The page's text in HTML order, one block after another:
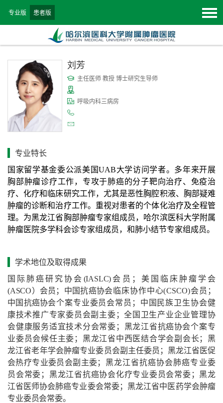
专业版 患者版
刘芳
主任医师 教授 博士研究生导师
呼吸内科三病房
专业特长
国家留学基金委公派美国UAB大学访问学者。多年来开展
胸部肿瘤诊疗工作，专攻于肺癌的分子靶向治疗、免疫治
疗、化疗和临床研究工作，尤其是恶性胸腔积液、胸部疑难
肿瘤的诊断和治疗工作。 重视对患者的个体化治疗及全程管
理。为黑龙江省胸部肿瘤专家组成员，哈尔滨医科大学附属
肿瘤医院多学科会诊专家组成员，和肺小结节专家组成员。
学术地位及取得成果
国 际肺癌研究协会 (IASLC) 会员；美国临床肿瘤学会
(ASCO） 会员； 中国抗癌协会临床协作中心(CSCO)会员；
中国抗癌协会个案专业委员会常员；
中国民族卫生协会健
康技术推广专家委员会副主委 ； 全国卫生产业企业管理协
会健康服务适宜技术分会常委；黑龙江省抗癌协会个案专
业委员会候任主委；黑龙江省中西医结合学会副会长； 黑
龙江省老年学会肿瘤专业委员会副主任委员；黑龙江省医促
会热疗专业委员会副主委； 黑龙江省抗癌协会肺癌专业委
员会常委； 黑龙江省抗癌协会化疗专业委员会常委 ； 黑龙
江省医师协会肺癌专业委会常委；黑龙江省中 医药学会肿瘤
专业委员会常委。